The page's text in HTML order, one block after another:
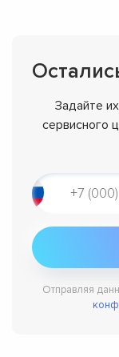
Задайте
сервисного
Отправляя